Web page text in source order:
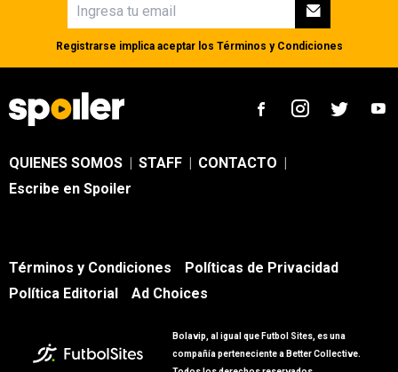
Registrarse implica aceptar los Términos y Condiciones
QUIENES SOMOS | STAFF | CONTACTO |
Escribe en Spoiler
Términos y Condiciones
Políticas de Privacidad
Política Editorial
Ad Choices
Bolavip, al igual que Futbol Sites, es una
compañía perteneciente a Better Collective.